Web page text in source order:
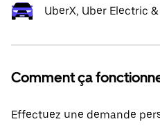
UberX, Uber Electric
Comment ça
Effectuez une demande